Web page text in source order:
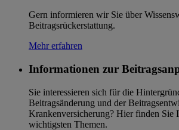
Gern informieren wir Sie über
Beitragsrückerstattung.
Mehr erfahren
Informationen zur
Sie interessieren sich für die
Beitragsänderung und der
Krankenversicherung? Hier finden Sie
wichtigsten Themen.